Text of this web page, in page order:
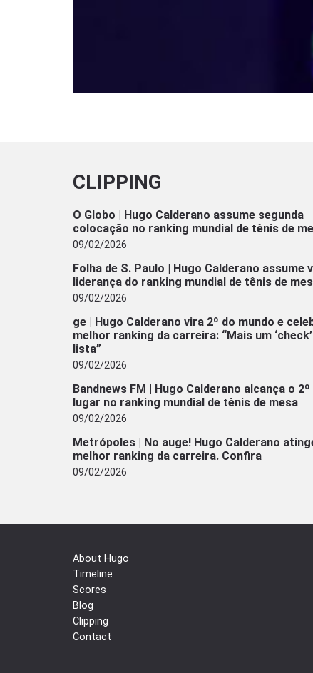
CLIPPING
O Globo | Hugo Calderano assume segunda
colocação no ranking mundial de tênis de
09/02/2026
Folha de S. Paulo | Hugo Calderano assume
liderança do ranking mundial de tênis de
09/02/2026
ge | Hugo Calderano vira 2º do mundo e
melhor ranking da carreira: “Mais um
lista”
09/02/2026
Bandnews FM | Hugo Calderano alcança o 2º
lugar no ranking mundial de tênis de mesa
09/02/2026
Metrópoles | No auge! Hugo Calderano
melhor ranking da carreira. Confira
09/02/2026
About Hugo
Timeline
Scores
Blog
Clipping
Contact